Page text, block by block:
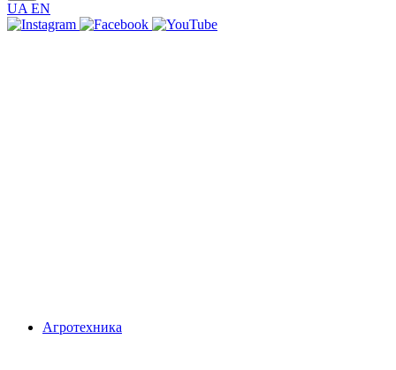
UA EN
Агротехника